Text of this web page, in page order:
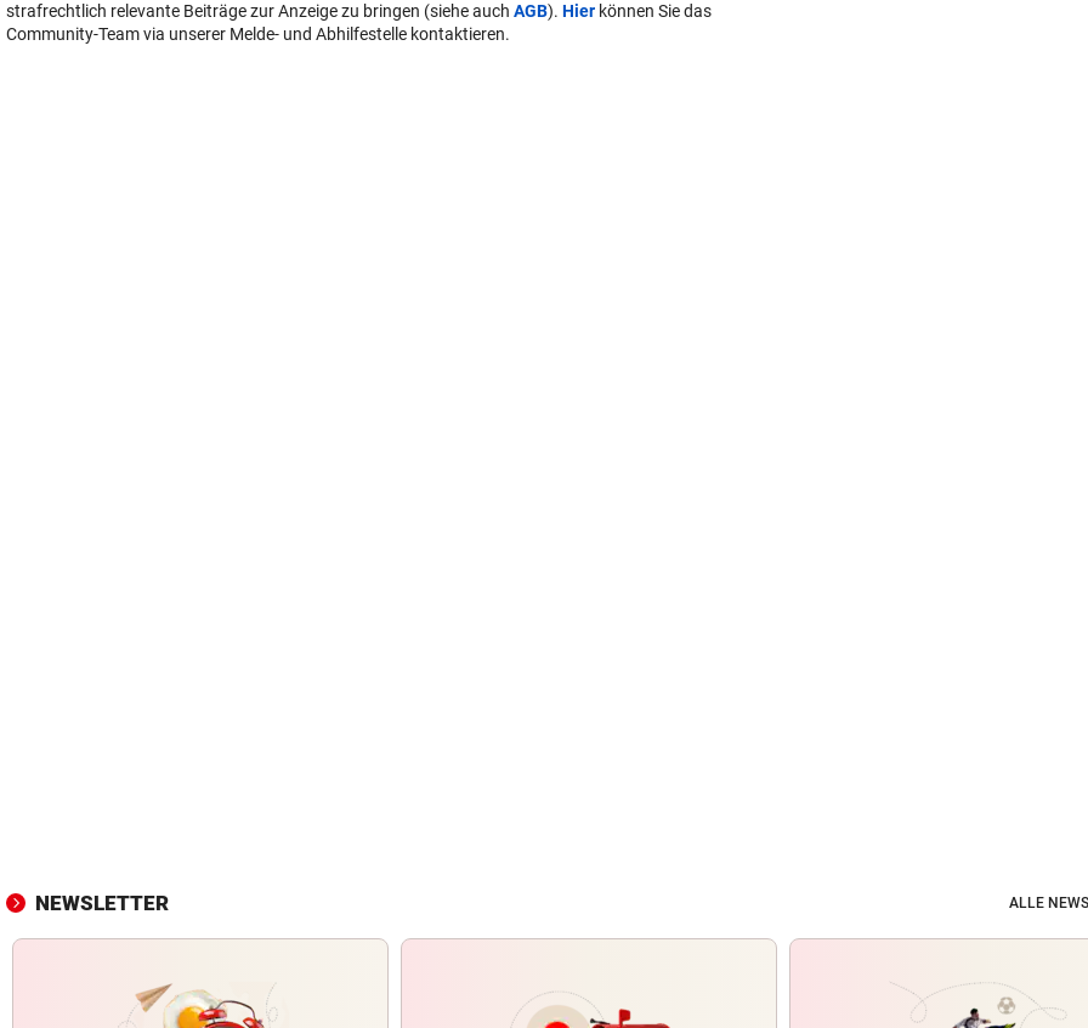
strafrechtlich relevante Beiträge zur Anzeige zu bringen (siehe auch AGB). Hier können Sie das
Community-Team via unserer Melde- und Abhilfestelle kontaktieren.
NEWSLETTER ALLE